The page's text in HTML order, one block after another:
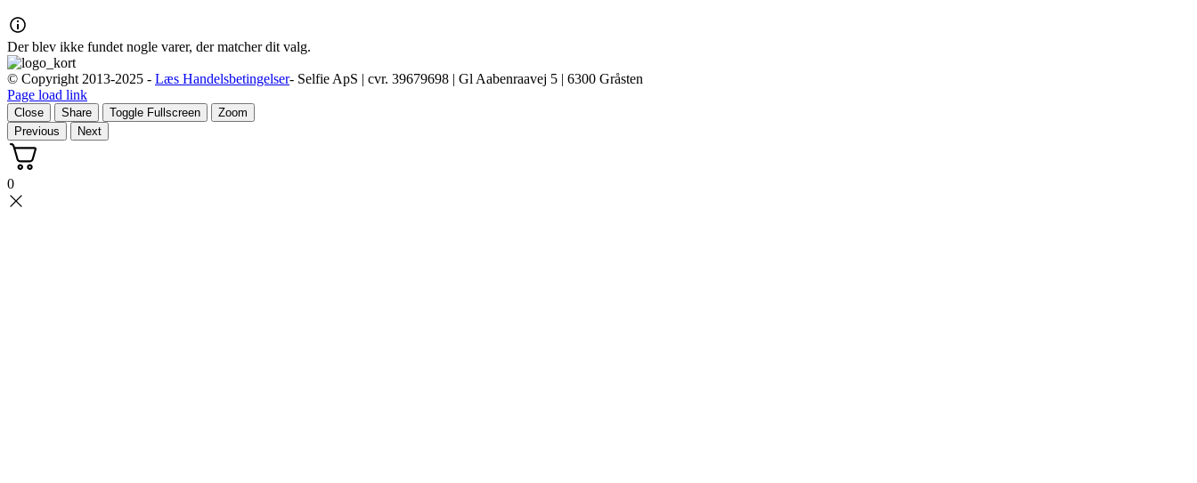
Der blev ikke fundet nogle varer, der matcher dit valg.
© Copyright 2013-2025 - Læs Handelsbetingelser- Selfie ApS | cvr. 39679698 | Gl Aabenraavej 5 | 6300 Gråsten
Page load link
Close Share Toggle Fullscreen
Zoom
Previous
Next
0